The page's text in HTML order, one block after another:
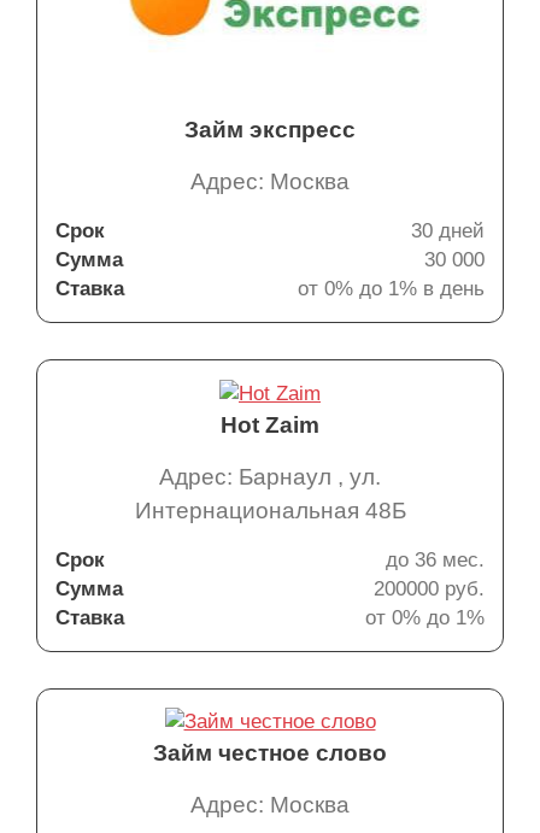
Займ экспресс
Адрес: Москва
Срок
30 дней
Сумма
30 000
Ставка
от 0% до 1% в день
Hot Zaim
Адрес: Барнаул , ул.
Интернациональная 48Б
Срок
до 36 мес.
Сумма
200000 руб.
Ставка
от 0% до 1%
Займ честное слово
Адрес: Москва